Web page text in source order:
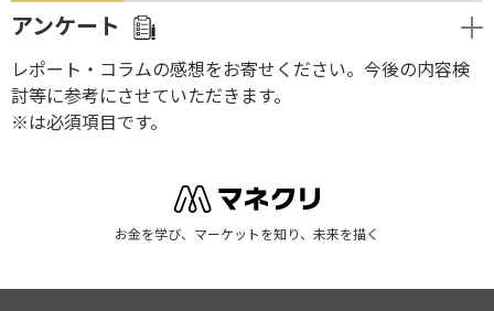
アンケート
レポート・コラムの感想をお寄せください。今後の内容検
討等に参考にさせていただきます。
※は必須項目です。
お金を学び、マーケットを知り、未来を描く